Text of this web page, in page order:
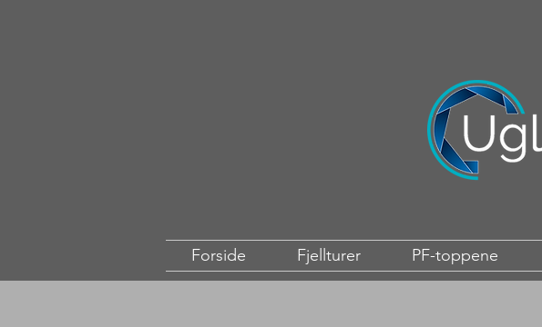
Forside Fjellturer PF-toppene